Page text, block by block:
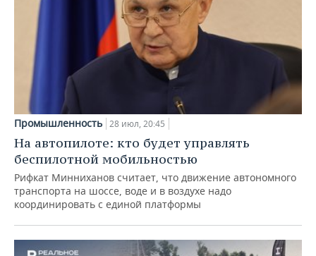
Промышленность 28 июл, 20:45
На автопилоте: кто будет управлять
беспилотной мобильностью
Рифкат Минниханов считает, что движение автономного
транспорта на шоссе, воде и в воздухе надо
координировать с единой платформы